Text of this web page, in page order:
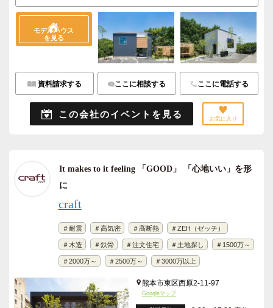
この会社のイベントを見る お気に入り
モデルハウス
を見る
資料請求する ここに相談する ここに電話する
It makes to it feeling 「GOOD」 「心地いい」を形
に
craft
＃耐震 ＃高気密 ＃高断熱 ＃ZEH（ゼッチ）
＃木造 ＃鉄骨 ＃注文住宅 ＃土地探し ＃1500万～
＃2000万～ ＃2500万～ ＃3000万以上
熊本市東区西原2-11-97
Googleマップ